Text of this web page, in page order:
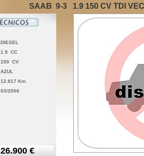
SAAB 9-3 1.9 150 CV TDI
DIESEL
1.9 CC
150 CV
AZUL
12.817 Km
03/2006
26.900 €